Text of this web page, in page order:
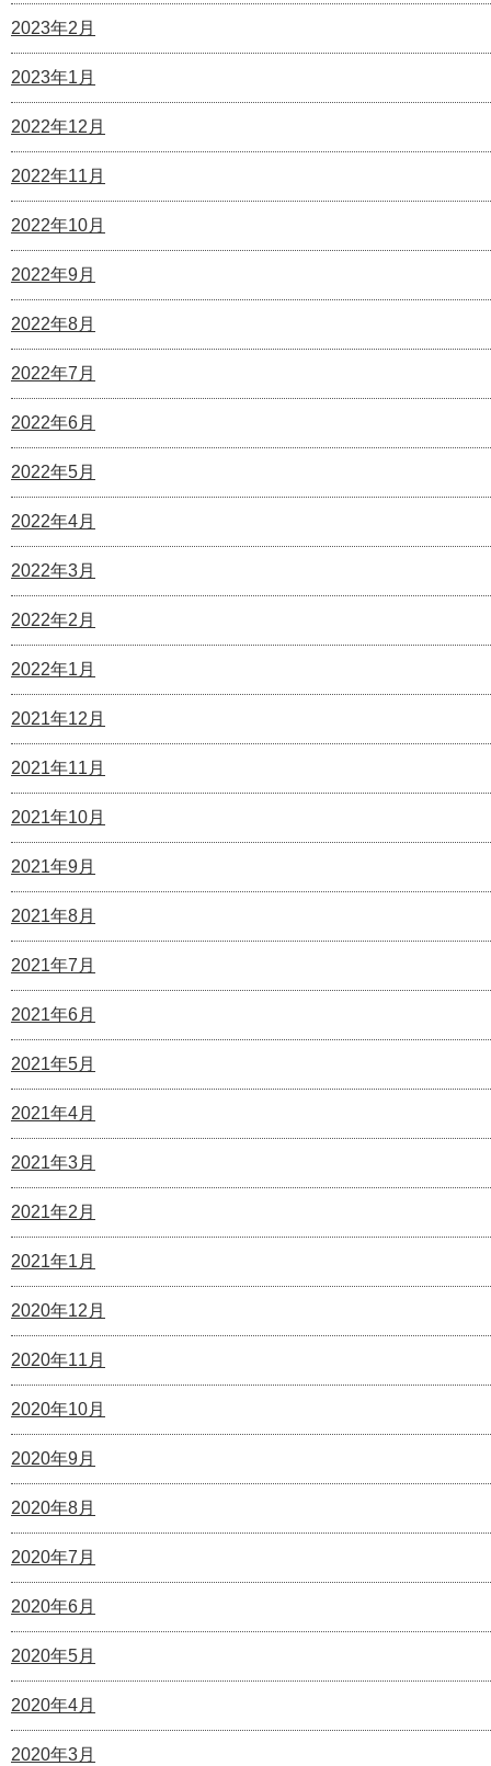
2023年2月
2023年1月
2022年12月
2022年11月
2022年10月
2022年9月
2022年8月
2022年7月
2022年6月
2022年5月
2022年4月
2022年3月
2022年2月
2022年1月
2021年12月
2021年11月
2021年10月
2021年9月
2021年8月
2021年7月
2021年6月
2021年5月
2021年4月
2021年3月
2021年2月
2021年1月
2020年12月
2020年11月
2020年10月
2020年9月
2020年8月
2020年7月
2020年6月
2020年5月
2020年4月
2020年3月